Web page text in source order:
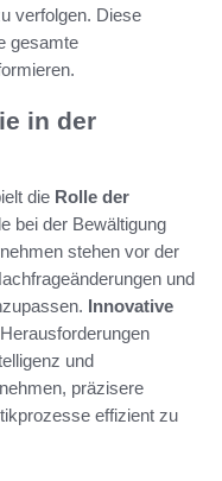
verfolgen. Diese
gesamte
in der
die Rolle der
bei der Bewältigung
stehen vor der
und
Innovative
und
präzisere
effizient zu